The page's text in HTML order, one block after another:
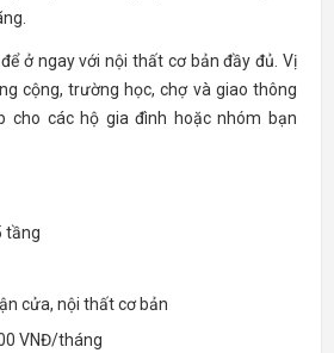
ở ngay với nội thất cơ bản đầy đủ. Vị
cộng, trường học, chợ và giao thông
cho các hộ gia đình hoặc nhóm bạn
tầng
cửa, nội thất cơ bản
VNĐ/tháng